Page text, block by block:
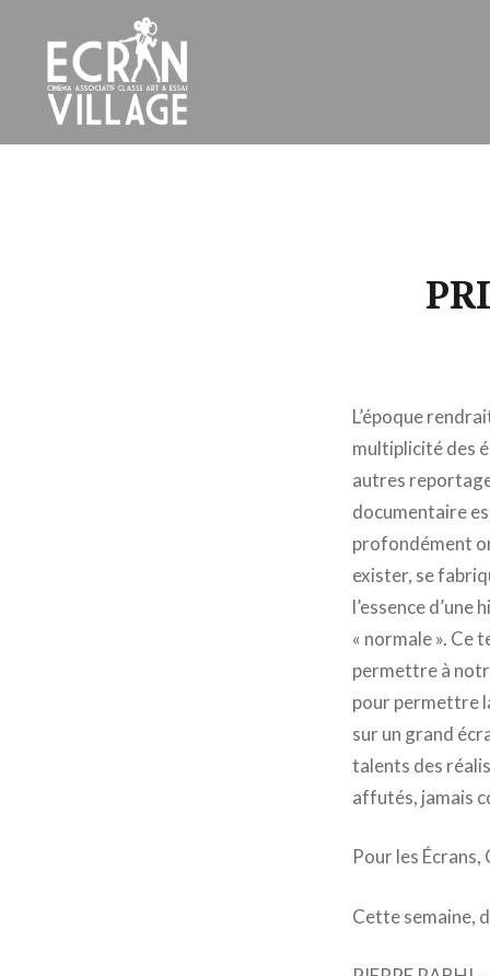
contenu
principal
ÉCRAN VILLAGE
L’époque
multiplicité des
autres
documentaire
profondément
exister, se
l’essence
« normale ». Ce
permettre à
pour permettre
sur un grand
talents des
affutés, jamais
Pour les Écrans,
Cette semaine,